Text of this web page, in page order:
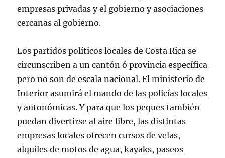
empresas privadas y el gobierno y asociaciones
cercanas al gobierno.
Los partidos políticos locales de Costa Rica se
circunscriben a un cantón ó provincia específica
pero no son de escala nacional. El ministerio de
Interior asumirá el mando de las policías locales
y autonómicas. Y para que los peques también
puedan divertirse al aire libre, las distintas
empresas locales ofrecen cursos de velas,
alquiles de motos de agua, kayaks, paseos